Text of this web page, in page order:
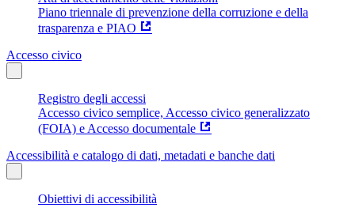
Piano triennale di prevenzione della corruzione e della
trasparenza e PIAO
Accesso civico
Registro degli accessi
Accesso civico semplice, Accesso civico generalizzato
(FOIA) e Accesso documentale
Accessibilità e catalogo di dati, metadati e banche dati
Obiettivi di accessibilità